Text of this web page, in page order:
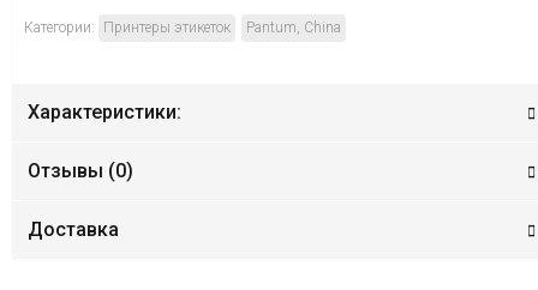
Категории: Принтеры этикеток Pantum, China
Характеристики:
Отзывы (0)
Доставка